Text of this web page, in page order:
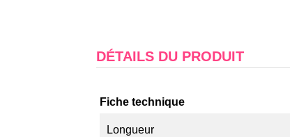
DÉTAILS DU PRODUIT
Fiche technique
Longueur